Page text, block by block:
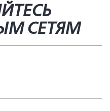
СЕТЯМ